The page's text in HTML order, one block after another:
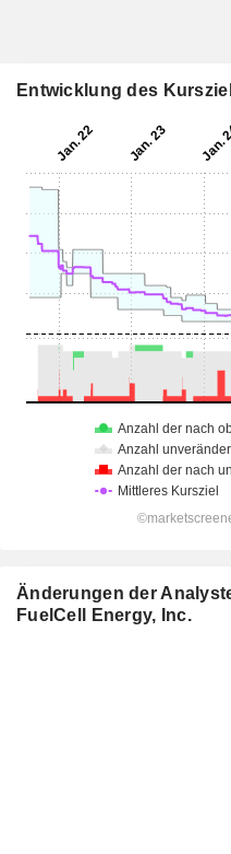
Entwicklung des
Änderungen der
FuelCell Energy, Inc.